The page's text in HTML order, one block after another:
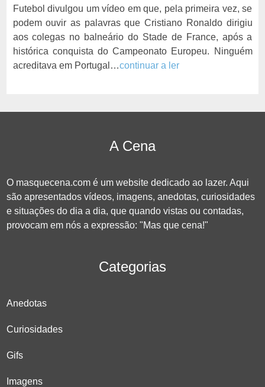
Futebol divulgou um vídeo em que, pela primeira vez, se
podem ouvir as palavras que Cristiano Ronaldo dirigiu
aos colegas no balneário do Stade de France, após a
histórica conquista do Campeonato Europeu. Ninguém
acreditava em Portugal…continuar a ler
A Cena
O masquecena.com é um website dedicado ao lazer. Aqui
são apresentados vídeos, imagens, anedotas, curiosidades
e situações do dia a dia, que quando vistas ou contadas,
provocam em nós a expressão: "Mas que cena!"
Categorias
Anedotas
Curiosidades
Gifs
Imagens